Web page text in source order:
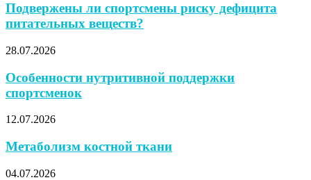
Подвержены ли спортсмены риску дефицита
питательных веществ?
28.07.2026
Особенности нутритивной поддержки
спортсменок
12.07.2026
Метаболизм костной ткани
04.07.2026